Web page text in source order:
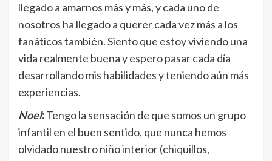
llegado a amarnos más y más, y cada uno de
nosotros ha llegado a querer cada vez más a los
fanáticos también. Siento que estoy viviendo una
vida realmente buena y espero pasar cada día
desarrollando mis habilidades y teniendo aún más
experiencias.
Noel:Tengo la sensación de que somos un grupo
infantil en el buen sentido, que nunca hemos
olvidado nuestro niño interior (chiquillos,